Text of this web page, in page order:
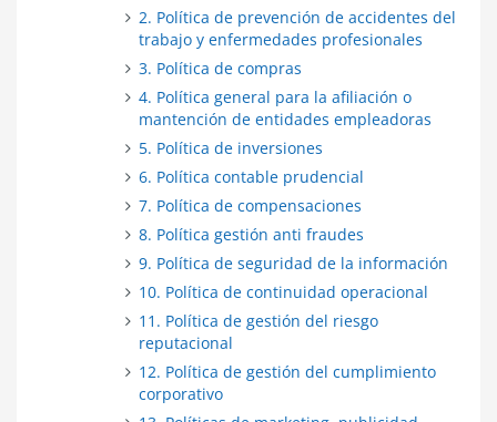
2. Política de prevención de accidentes del
trabajo y enfermedades profesionales
3. Política de compras
4. Política general para la afiliación o
mantención de entidades empleadoras
5. Política de inversiones
6. Política contable prudencial
7. Política de compensaciones
8. Política gestión anti fraudes
9. Política de seguridad de la información
10. Política de continuidad operacional
11. Política de gestión del riesgo
reputacional
12. Política de gestión del cumplimiento
corporativo